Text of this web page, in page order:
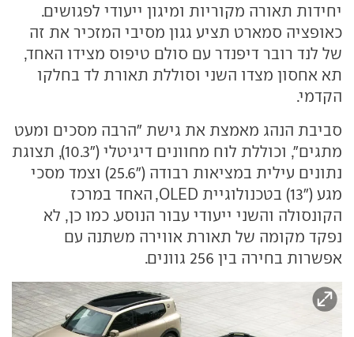
יחידות תאורה מקוריות ומיגון ייעודי לפגושים.
כאופציה סמארט תציע גגון מסיבי המזכיר את זה
של לנד רובר דיפנדר עם סולם טיפוס מצידו האחד,
תא אחסון מצדו השני וסוללת תאורת לד בחלקו
הקדמי.
סביבת הנהג מאמצת את גישת "הרבה מסכים ומעט
מתגים", וכוללת לוח מחוונים דיגיטלי ("10.3), תצוגת
נתונים עילית במציאות רבודה ("25.6) וצמד מסכי
מגע ("13) בטכנולוגיית OLED, האחד במרכז
הקונסולה והשני ייעודי עבור הנוסע. כמו כן, לא
נפקד מקומה של תאורת אווירה משתנה עם
אפשרות בחירה בין 256 גוונים.